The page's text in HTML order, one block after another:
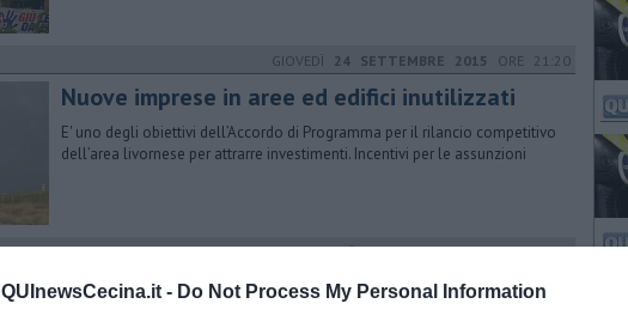
QUInewsCecina.it - Do Not Process My Personal Information
GIOVEDÌ 24 SETTEMBRE 2015 ORE 21:20
Nuove imprese in aree ed edifici inutilizzati
E' uno degli obiettivi dell’Accordo di Programma per il rilancio competitivo
dell’area livornese per attrarre investimenti. Incentivi per le assunzioni
LUNEDÌ11 MAGGIO 2015ORE 19:10
Domani Rossi sarà dal ministro per la Smith